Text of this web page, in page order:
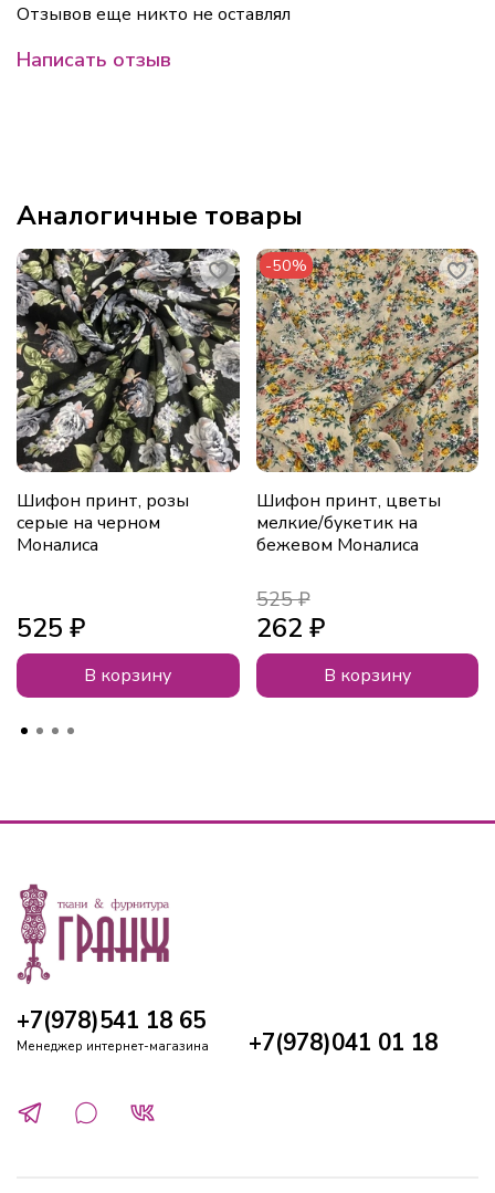
Отзывов еще никто не оставлял
Написать отзыв
Аналогичные товары
Шифон принт, розы
серые на черном
Моналиса
525 ₽
В корзину
-50%
Шифон принт, цветы
мелкие/букетик на
бежевом Моналиса
525 ₽
262 ₽
В корзину
+7(978)541 18 65
Менеджер интернет-магазина +7(978)041 01 18